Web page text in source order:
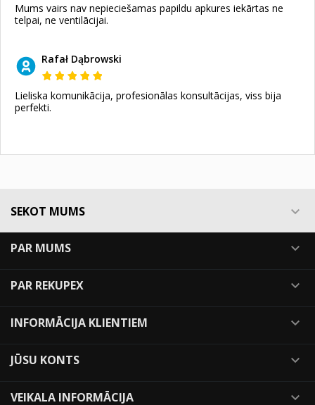
Mums vairs nav nepieciešamas papildu apkures iekārtas ne
telpai, ne ventilācijai.
Rafał Dąbrowski
Lieliska komunikācija, profesionālas konsultācijas, viss bija
perfekti.
SEKOT MUMS 
PAR MUMS 
PAR REKUPEX 
INFORMĀCIJA KLIENTIEM 
JŪSU KONTS 
VEIKALA INFORMĀCIJA 